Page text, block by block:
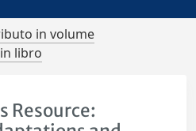
in volume
libro
Resource: